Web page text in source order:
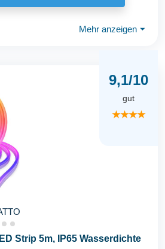
Mehr anzeigen ⏷
9,1/10
gut
★★★★
Strip 5m, IP65 Wasserdichte